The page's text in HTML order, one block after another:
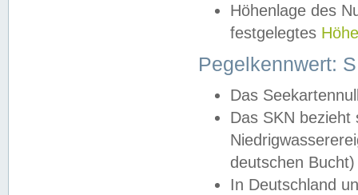
Höhenlage des
festgelegtes
Pegelkennwert:
Das
Das SKN
deutschen
In Deutschland